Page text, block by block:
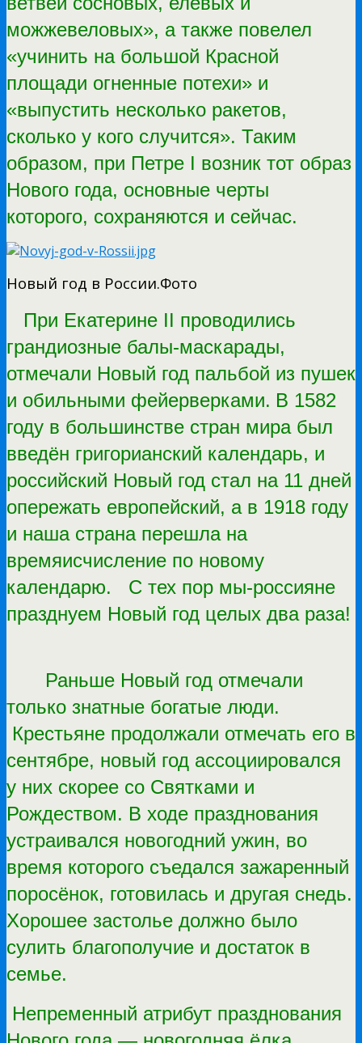
можжевеловых», а также повелел
«учинить на большой Красной
площади огненные потехи» и
«выпустить несколько ракетов,
сколько у кого случится». Таким
образом, при Петре I возник тот образ
Нового года, основные черты
которого, сохраняются и сейчас.
Новый год в России.Фото
При Екатерине II проводились
грандиозные балы-маскарады,
отмечали Новый год пальбой из пушек
и обильными фейерверками. В 1582
году в большинстве стран мира был
введён григорианский календарь, и
российский Новый год стал на 11 дней
опережать европейский, а в 1918 году
и наша страна перешла на
времяисчисление по новому
календарю. С тех пор мы-россияне
празднуем Новый год целых два раза!
Раньше Новый год отмечали
только знатные богатые люди.
Крестьяне продолжали отмечать его в
сентябре, новый год ассоциировался
у них скорее со Святками и
Рождеством. В ходе празднования
устраивался новогодний ужин, во
время которого съедался зажаренный
поросёнок, готовилась и другая снедь.
Хорошее застолье должно было
сулить благополучие и достаток в
семье.
Непременный атрибут празднования